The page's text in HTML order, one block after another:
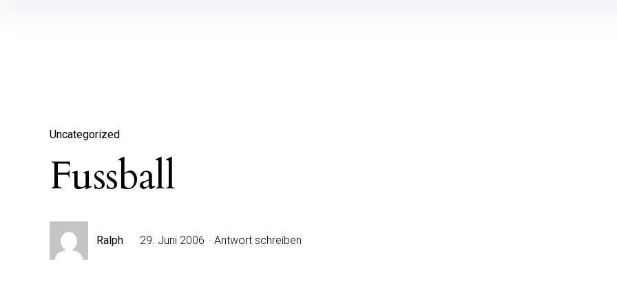
Uncategorized
Fussball
Ralph 29. Juni 2006 Antwort schreiben